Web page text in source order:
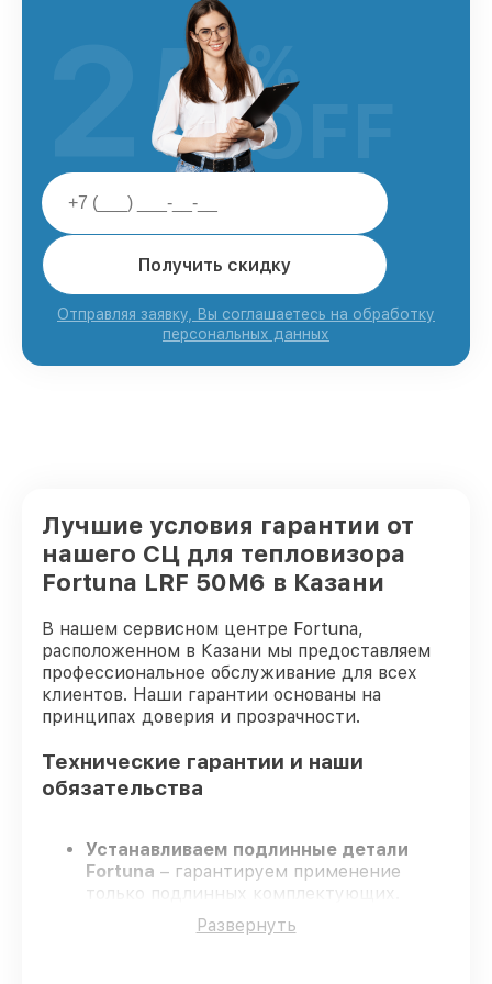
Получить скидку
Отправляя заявку, Вы соглашаетесь на обработку
персональных данных
25%
OFF
Лучшие условия гарантии от
нашего СЦ для тепловизора
Fortuna LRF 50M6 в Казани
В нашем сервисном центре Fortuna,
расположенном в Казани мы предоставляем
профессиональное обслуживание для всех
клиентов. Наши гарантии основаны на
принципах доверия и прозрачности.
Технические гарантии и наши
обязательства
Устанавливаем подлинные детали
Fortuna – гарантируем применение
только подлинных комплектующих.
Опытные специалисты
жёсткий контроль знаний и навыков, что
Развернуть